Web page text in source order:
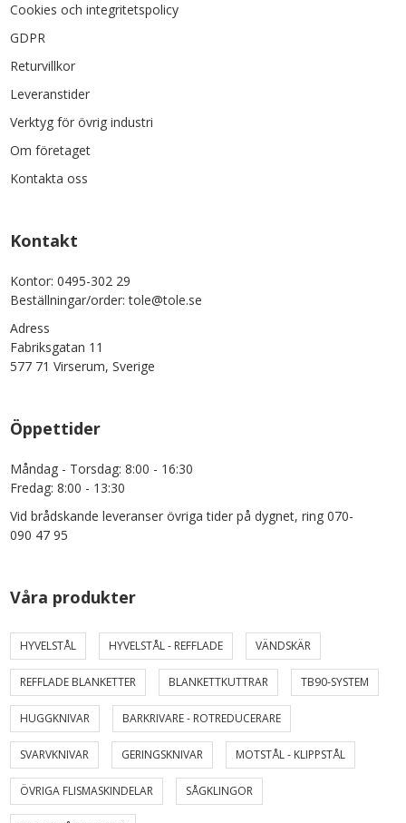
Cookies och integritetspolicy
GDPR
Returvillkor
Leveranstider
Verktyg för övrig industri
Om företaget
Kontakta oss
Kontakt
Kontor: 0495-302 29
Beställningar/order: tole@tole.se
Adress
Fabriksgatan 11
577 71 Virserum, Sverige
Öppettider
Måndag - Torsdag: 8:00 - 16:30
Fredag: 8:00 - 13:30
Vid brådskande leveranser övriga tider på dygnet, ring 070-
090 47 95
Våra produkter
HYVELSTÅL HYVELSTÅL - REFFLADE VÄNDSKÄR
REFFLADE BLANKETTER BLANKETTKUTTRAR TB90-SYSTEM
HUGGKNIVAR BARKRIVARE - ROTREDUCERARE
SVARVKNIVAR GERINGSKNIVAR MOTSTÅL - KLIPPSTÅL
ÖVRIGA FLISMASKINDELAR SÅGKLINGOR